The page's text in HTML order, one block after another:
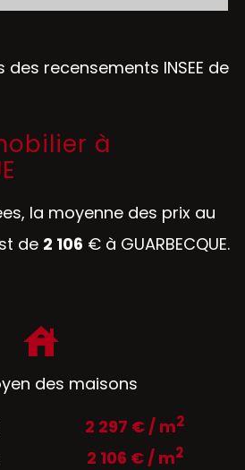
recensements INSEE de
à
la moyenne des prix au
de 2 106 € à GUARBECQUE.
des maisons
2 297 € / m2
2 106 € / m2